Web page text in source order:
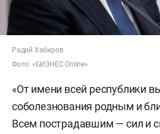
Радий Хабиров
Фото: «БИЗНЕС Online»
«От имени всей республики
соболезнования родным и
Всем пострадавшим — сил и